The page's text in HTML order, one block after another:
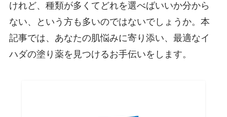
けれど、種類が多くてどれを選べばいいか分から
ない、という方も多いのではないでしょうか。本
記事では、あなたの肌悩みに寄り添い、最適なイ
ハダの塗り薬を見つけるお手伝いをします。